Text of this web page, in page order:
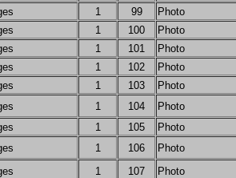
1 99
Photo
1 100
Photo
1 101
Photo
1 102
Photo
1 103
Photo
1 104
Photo
1 105
Photo
1 106
Photo
1 107
Photo